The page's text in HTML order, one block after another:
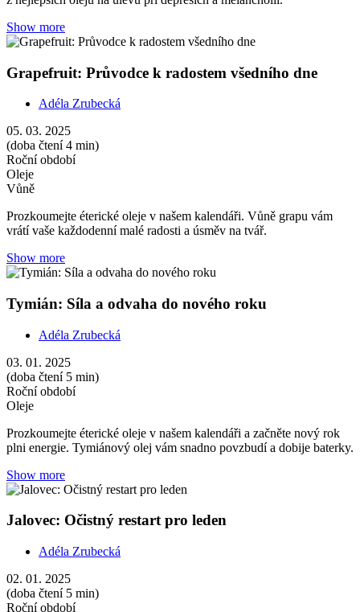
Tymián: Síla a odvaha do nového roku
Adéla Zrubecká
03. 01. 2025
(doba čtení 5 min)
Roční období
Prozkoumejte éterické oleje v našem kalendáři a začněte nový rok
plni energie. Tymiánový olej vám snadno povzbudí a dobije baterky.
Show more
Jalovec: Očistný restart pro leden
Adéla Zrubecká
(doba čtení 5 min)
Roční období
Prozkoumejte éterické oleje v našem kalendáři. Tentokrát na téma
jalovec a jeho očistné účinky na tělo i mysl.
Show more
Zázvor: Oheň pro váš tělesný krb
Adéla Zrubecká
(doba čtení 4 min)
Prozkoumejte éterické oleje v našem kalendáři. Esenciální olej ze
zázvoru se ihned stane vaším partnerem na prohřátí těla a posílení
mysli.